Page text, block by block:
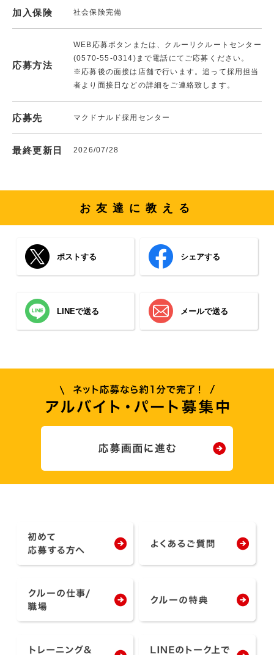
加入保険 社会保険完備
応募方法
WEB応募ボタンまたは、クルーリクルートセンター
(0570-55-0314)まで電話にてご応募ください。
※応募後の面接は店舗で行います。追って採用担当
者より面接日などの詳細をご連絡致します。
応募先 マクドナルド採用センター
最終更新日 2026/07/28
お友達に教える
ポストする シェアする
LINEで送る メールで送る